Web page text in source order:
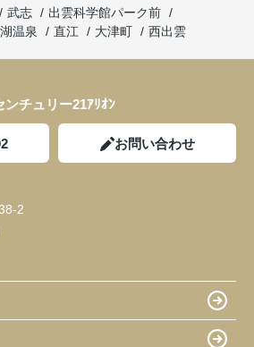
武志
出雲科学館パーク前
温泉 直江 大津町 西出雲
ンチュリー21ｱﾘｵﾝ
お問い合わせ
2